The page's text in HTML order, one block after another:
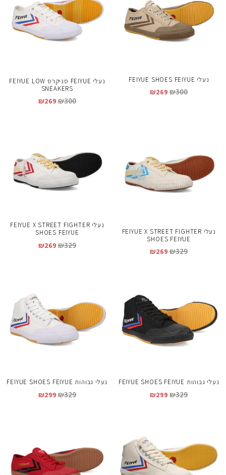
נעלי FEIYUE SHOES FEIYUE
₪300
₪269
נעלי FEIYUE סניקרס FEIYUE LOW
SNEAKERS
₪300
₪269
נעלי FEIYUE X STREET FIGHTER
SHOES FEIYUE
₪329
₪269
נעלי FEIYUE X STREET FIGHTER
SHOES FEIYUE
₪329
₪269
נעלי גבוהות FEIYUE SHOES FEIYUE
₪329
₪299
נעלי גבוהות FEIYUE SHOES FEIYUE
₪329
₪299